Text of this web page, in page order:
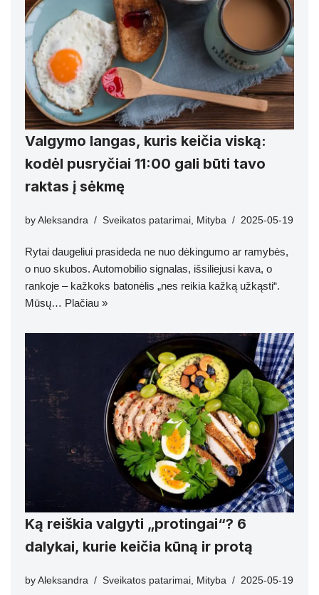
Valgymo langas, kuris keičia viską:
kodėl pusryčiai 11:00 gali būti tavo
raktas į sėkmę
by Aleksandra Sveikatos patarimai Mityba 2025-05-19
Rytai daugeliui prasideda ne nuo dėkingumo ar ramybės,
o nuo skubos. Automobilio signalas, išsiliejusi kava, o
rankoje – kažkoks batonėlis „nes reikia kažką užkąsti“.
Mūsų… Plačiau »
Ką reiškia valgyti „protingai“? 6
dalykai, kurie keičia kūną ir protą
by Aleksandra Sveikatos patarimai Mityba 2025-05-19